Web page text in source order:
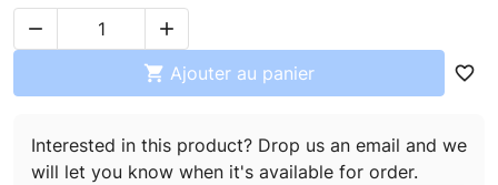


 Ajouter au panier favorite_border
Interested in this product? Drop us an email and we
will let you know when it's available for order.